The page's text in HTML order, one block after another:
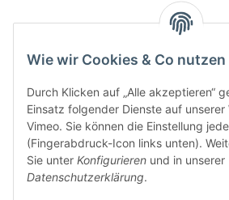
Wie wir Cookies & Co nutzen
Durch Klicken auf „Alle akzeptieren“
Einsatz folgender Dienste auf unserer
Vimeo. Sie können die Einstellung
(Fingerabdruck-Icon links unten).
Sie unter Konfigurieren und in unserer
Datenschutzerklärung.